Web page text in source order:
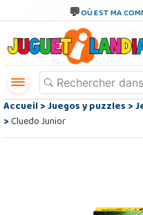
OÙ EST MA
Accueil>Juegos y puzzles>
>Cluedo Junior